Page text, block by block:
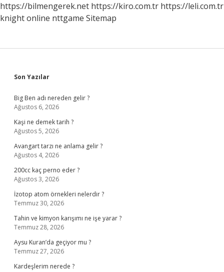
https://bilmengerek.net https://kiro.com.tr https://leli.com.tr
knight online nttgame Sitemap
Sidebar
Son Yazılar
Big Ben adı nereden gelir ?
Ağustos 6, 2026
Kaşi ne demek tarih ?
Ağustos 5, 2026
Avangart tarzı ne anlama gelir ?
Ağustos 4, 2026
200cc kaç perno eder ?
Ağustos 3, 2026
İzotop atom örnekleri nelerdir ?
Temmuz 30, 2026
Tahin ve kimyon karışımı ne işe yarar ?
Temmuz 28, 2026
Aysu Kuran’da geçiyor mu ?
Temmuz 27, 2026
Kardeşlerim nerede ?